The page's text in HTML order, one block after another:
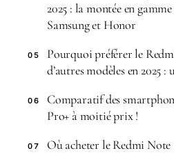
2025 : la montée en
Samsung et Honor
05
Pourquoi préférer le
d’autres modèles en 2025
06
Comparatif des
Pro+ à moitié prix !
07
Où acheter le Redmi Note